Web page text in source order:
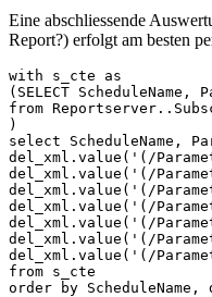
Eine abschliessende
Report?) erfolgt am besten
with s_cte as
(SELECT
from
)
select ScheduleName,
del_xml.value('(/
del_xml.value('(/
del_xml.value('(/
del_xml.value('(/
del_xml.value('(/
del_xml.value('(/
del_xml.value('(/
from s_cte
order by ScheduleName,